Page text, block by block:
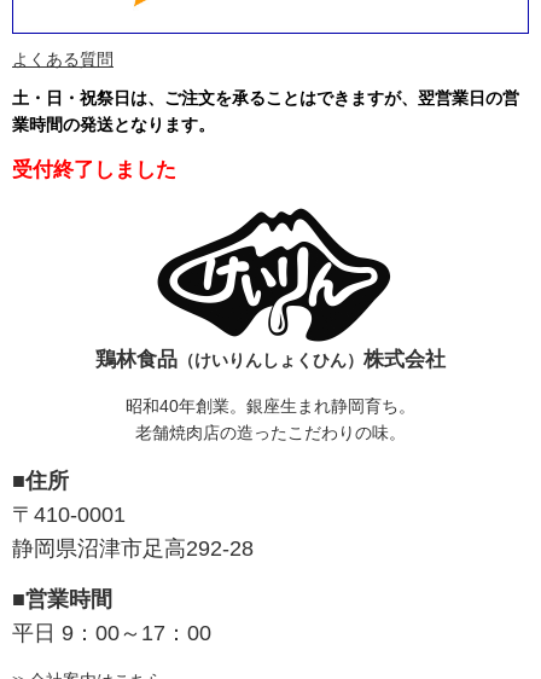
よくある質問
土・日・祝祭日は、ご注文を承ることはできますが、翌営業日の営
業時間の発送となります。
受付終了しました
鶏林食品 （けいりんしょくひん） 株式会社
昭和40年創業。銀座生まれ静岡育ち。
老舗焼肉店の造ったこだわりの味。
■住所
〒410-0001
静岡県沼津市足高292-28
■営業時間
平日 9：00～17：00